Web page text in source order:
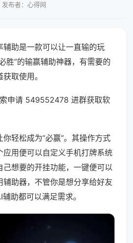
发布者：心得网
辅助是一款可以让一直输的玩
胜”的输赢辅助神器，有需要的
取使用。
申请 549552478 进群获取软
轻松成为“必赢”。其操作方式
应用便可以自定义手机打牌系统
己想要的开挂功能，一键便可以
辅助器，不管你是想分享给好友
助都可以满足需求。